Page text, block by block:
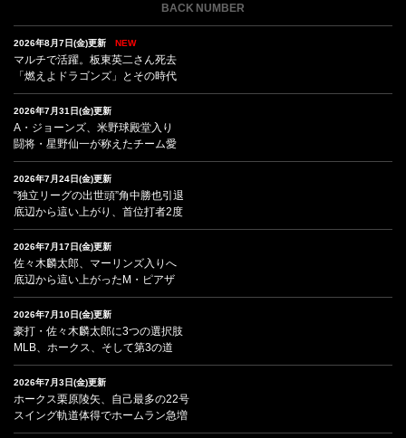
BACK NUMBER
2026年8月7日(金)更新 NEW
マルチで活躍。板東英二さん死去
「燃えよドラゴンズ」とその時代
2026年7月31日(金)更新
A・ジョーンズ、米野球殿堂入り
闘将・星野仙一が称えたチーム愛
2026年7月24日(金)更新
“独立リーグの出世頭”角中勝也引退
底辺から這い上がり、首位打者2度
2026年7月17日(金)更新
佐々木麟太郎、マーリンズ入りへ
底辺から這い上がったM・ピアザ
2026年7月10日(金)更新
豪打・佐々木麟太郎に3つの選択肢
MLB、ホークス、そして第3の道
2026年7月3日(金)更新
ホークス栗原陵矢、自己最多の22号
スイング軌道体得でホームラン急増